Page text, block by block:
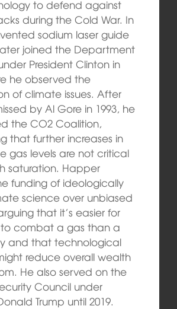
to defend against
during the Cold War. In
sodium laser guide
joined the Department
President Clinton in
he observed the
of climate issues. After
by Al Gore in 1993, he
the CO2 Coalition,
that further increases in
gas levels are not critical
saturation. Happer
funding of ideologically
science over unbiased
that it’s easier for
combat a gas than a
and that technological
reduce overall wealth
He also served on the
Council under
Trump until 2019.